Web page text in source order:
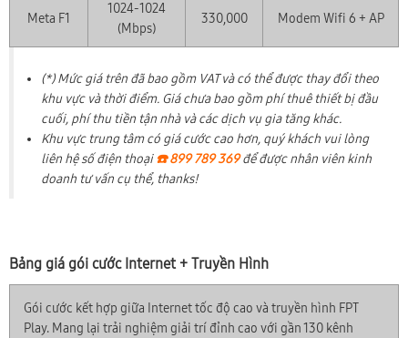
Meta F1
1024-1024
(Mbps)
330,000 Modem Wifi 6 + AP
(*) Mức giá trên đã bao gồm VAT và có thể được thay đổi theo
khu vực và thời điểm. Giá chưa bao gồm phí thuê thiết bị đầu
cuối, phí thu tiền tận nhà và các dịch vụ gia tăng khác.
Khu vực trung tâm có giá cước cao hơn, quý khách vui lòng
liên hệ số điện thoại☎️ 899 789 369để được nhân viên kinh
doanh tư vấn cụ thể, thanks!
Bảng giá gói cước Internet + Truyền Hình
Gói cước kết hợp giữa Internet tốc độ cao và truyền hình FPT
Play. Mang lại trải nghiệm giải trí đỉnh cao với gần 130 kênh